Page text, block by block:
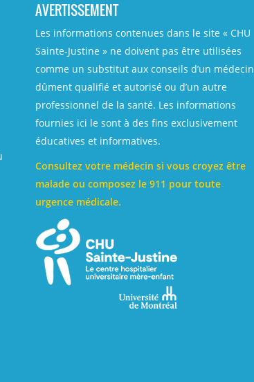
AVERTISSEMENT
Les informations contenues dans le site « CHU
Sainte-Justine » ne doivent pas être utilisées
comme un substitut aux conseils d’un médecin
dûment qualifié et autorisé ou d’un autre
professionnel de la santé. Les informations
fournies ici le sont à des fins exclusivement
éducatives et informatives.
Consultez votre médecin si vous croyez être
malade ou composez le 911 pour toute
urgence médicale.